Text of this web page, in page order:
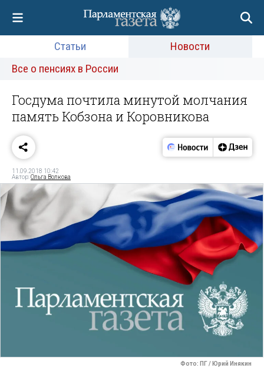
Статьи
Новости
Все о пенсиях в России
Госдума почтила минутой молчания
память Кобзона и Коровникова
11.09.2018 10:42
Автор:Ольга Волкова
Фото: ПГ / Юрий Инякин